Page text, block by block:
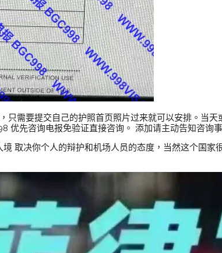
只需要提交自己的护照首页照片过来就可以安排。当天
优先咨询电报免验证直接咨询。 添加请主动告知咨询
取决你个人的辩护和机场人员的态度，当然这个国家